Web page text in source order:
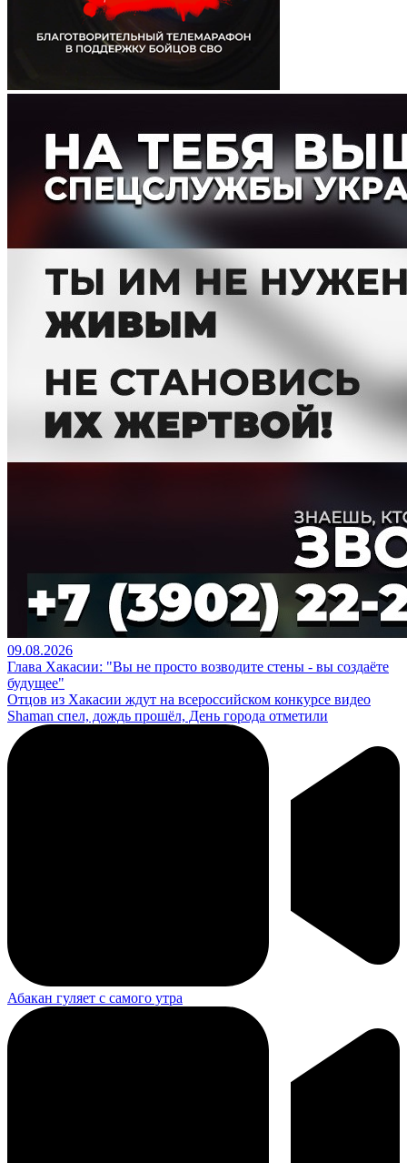
09.08.2026
Глава Хакасии: "Вы не просто возводите стены - вы создаёте
будущее"
Отцов из Хакасии ждут на всероссийском конкурсе видео
Shaman спел, дождь прошёл, День города отметили
Абакан гуляет с самого утра